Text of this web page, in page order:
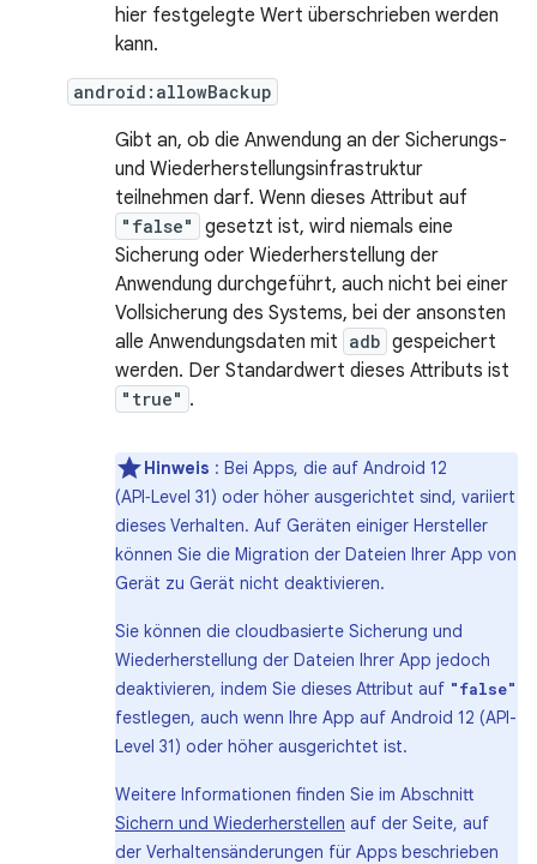
hier festgelegte Wert überschrieben werden
kann.
android:allowBackup
Gibt an, ob die Anwendung an der Sicherungs-
und Wiederherstellungsinfrastruktur
teilnehmen darf. Wenn dieses Attribut auf
"false"
gesetzt ist, wird niemals eine
Sicherung oder Wiederherstellung der
Anwendung durchgeführt, auch nicht bei einer
Vollsicherung des Systems, bei der ansonsten
alle Anwendungsdaten mit adb gespeichert
werden. Der Standardwert dieses Attributs ist
"true" .
Hinweis : Bei Apps, die auf Android 12
(API‑Level 31) oder höher ausgerichtet sind, variiert
dieses Verhalten. Auf Geräten einiger Hersteller
können Sie die Migration der Dateien Ihrer App von
Gerät zu Gerät nicht deaktivieren.
Sie können die cloudbasierte Sicherung und
Wiederherstellung der Dateien Ihrer App jedoch
deaktivieren, indem Sie dieses Attribut auf "false"
festlegen, auch wenn Ihre App auf Android 12 (API-
Level 31) oder höher ausgerichtet ist.
Weitere Informationen finden Sie im Abschnitt
Sichern und Wiederherstellen auf der Seite, auf
der Verhaltensänderungen für Apps beschrieben